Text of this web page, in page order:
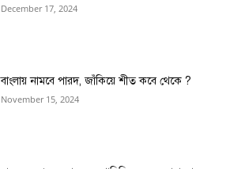
December 17, 2024
বাংলায় নামবে পারদ, জাঁকিয়ে শীত কবে থেকে ?
November 15, 2024